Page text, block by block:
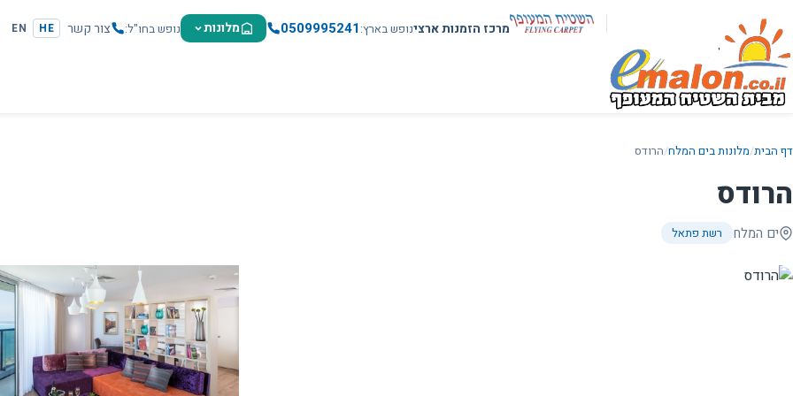
מרכז הזמנות ארצינופש בארץ 0509995241 מלונות נופש בחו"ל צור קשר HE
EN
דף הבית/מלונות בים המלח/הרודס
הרודס
ים המלח רשת פתאל